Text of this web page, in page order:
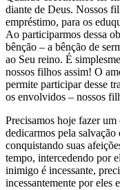
diante de Deus. Nossos
empréstimo, para os
Ao participarmos dessa
bênção – a bênção de
ao Seu reino. É
nossos filhos assim! O
permite participar desse
os envolvidos – nossos
Precisamos hoje fazer
dedicarmos pela
conquistando suas
tempo, intercedendo por
inimigo é incessante,
incessantemente por eles